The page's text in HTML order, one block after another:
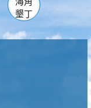
墾丁